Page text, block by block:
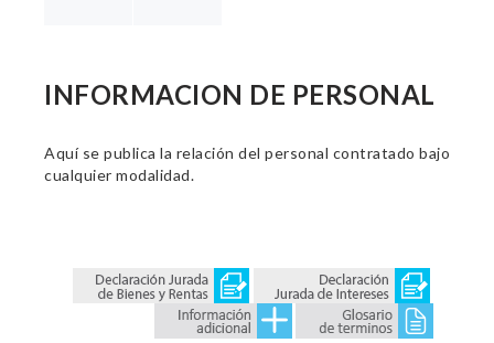
INFORMACION DE PERSONAL
Aquí se publica la relación del personal contratado bajo
cualquier modalidad.